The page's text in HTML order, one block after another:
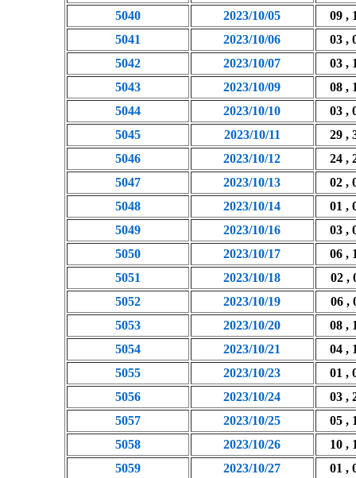
5040
2023/10/05
09 ,
5041
2023/10/06
03 ,
5042
2023/10/07
03 ,
5043
2023/10/09
08 ,
5044
2023/10/10
03 ,
5045
2023/10/11
29 ,
5046
2023/10/12
24 ,
5047
2023/10/13
02 ,
5048
2023/10/14
01 ,
5049
2023/10/16
03 ,
5050
2023/10/17
06 ,
5051
2023/10/18
02 ,
5052
2023/10/19
06 ,
5053
2023/10/20
08 ,
5054
2023/10/21
04 ,
5055
2023/10/23
01 ,
5056
2023/10/24
03 ,
5057
2023/10/25
05 ,
5058
2023/10/26
10 ,
5059
2023/10/27
01 ,